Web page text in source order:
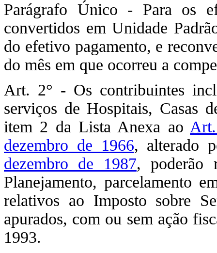
Parágrafo Único - Para os
convertidos em Unidade
do efetivo pagamento, e
do mês em que ocorreu a
Art. 2° - Os contribuintes
serviços de Hospitais, Casas
item 2 da Lista Anexa ao
dezembro de 1966, alterado
dezembro de 1987, poderão
Planejamento, parcelamento
relativos ao Imposto sobre
apurados, com ou sem ação
1993.